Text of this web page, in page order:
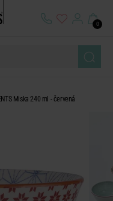
0
Miska 240 ml - červená